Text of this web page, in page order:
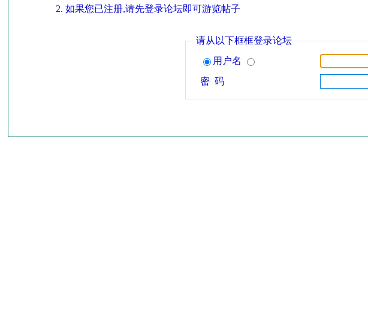
如果您已注册,请先登录论坛即可游览帖子
请从以下框框登录论坛
用户名
密 码